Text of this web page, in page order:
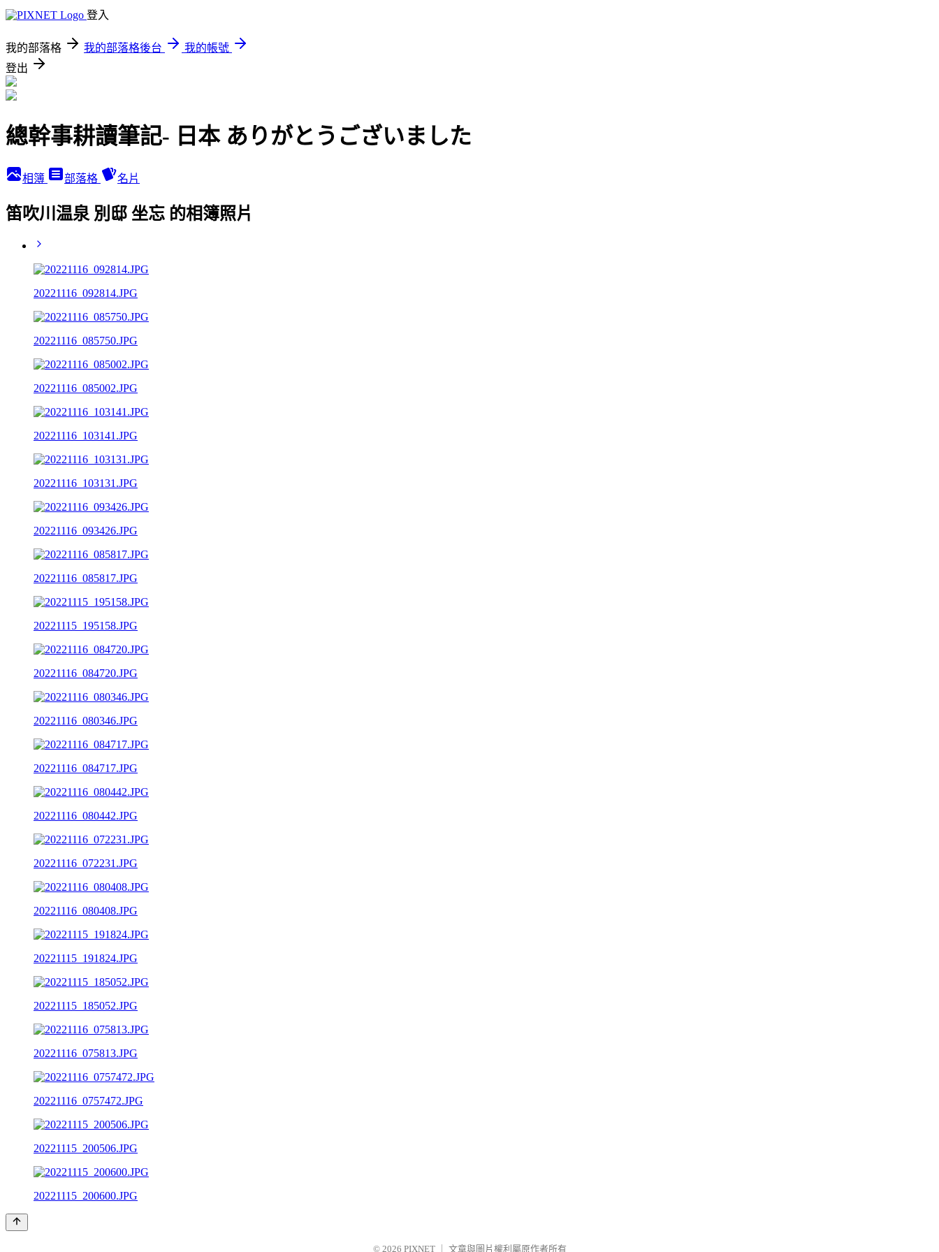
登入
我的部落格 我的部落格後台
我的帳號
登出
總幹事耕讀筆記- 日本 ありがとうございました
相簿 部落格 名片
笛吹川温泉 別邸 坐忘 的相簿照片
20221116_092814.JPG
20221116_085750.JPG
20221116_085002.JPG
20221116_103141.JPG
20221116_103131.JPG
20221116_093426.JPG
20221116_085817.JPG
20221115_195158.JPG
20221116_084720.JPG
20221116_080346.JPG
20221116_084717.JPG
20221116_080442.JPG
20221116_072231.JPG
20221116_080408.JPG
20221115_191824.JPG
20221115_185052.JPG
20221116_075813.JPG
20221116_0757472.JPG
20221115_200506.JPG
20221115_200600.JPG
© 2026 PIXNET 文章與圖片權利屬原作者所有